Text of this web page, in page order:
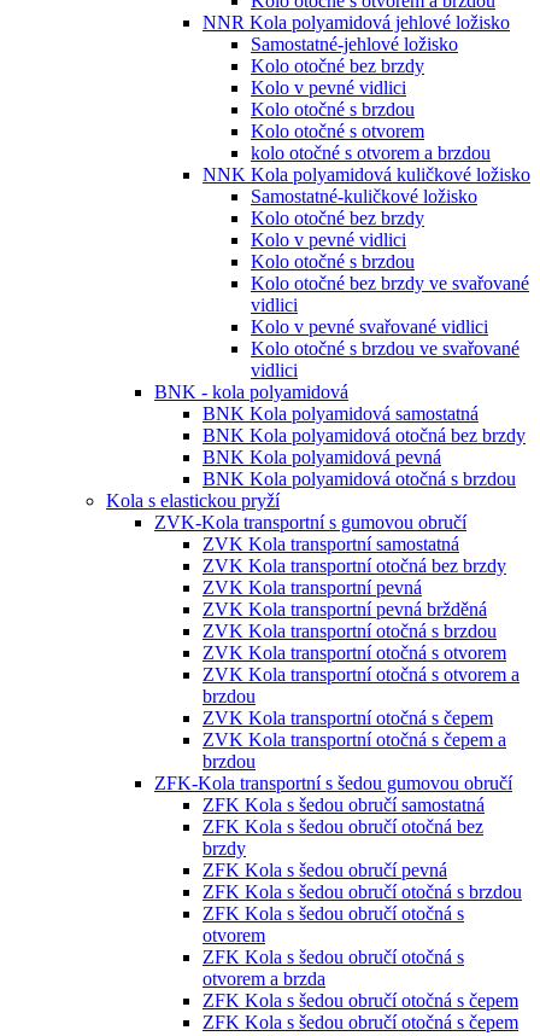
NNR Kola polyamidová jehlové ložisko
Samostatné-jehlové ložisko
Kolo otočné bez brzdy
Kolo v pevné vidlici
Kolo otočné s brzdou
Kolo otočné s otvorem
kolo otočné s otvorem a brzdou
NNK Kola polyamidová kuličkové ložisko
Samostatné-kuličkové ložisko
Kolo otočné bez brzdy
Kolo v pevné vidlici
Kolo otočné s brzdou
Kolo otočné bez brzdy ve svařované
vidlici
Kolo v pevné svařované vidlici
Kolo otočné s brzdou ve svařované
vidlici
BNK - kola polyamidová
BNK Kola polyamidová samostatná
BNK Kola polyamidová otočná bez brzdy
BNK Kola polyamidová pevná
BNK Kola polyamidová otočná s brzdou
Kola s elastickou pryží
ZVK-Kola transportní s gumovou obručí
ZVK Kola transportní samostatná
ZVK Kola transportní otočná bez brzdy
ZVK Kola transportní pevná
ZVK Kola transportní pevná bržděná
ZVK Kola transportní otočná s brzdou
ZVK Kola transportní otočná s otvorem
ZVK Kola transportní otočná s otvorem a
brzdou
ZVK Kola transportní otočná s čepem
ZVK Kola transportní otočná s čepem a
brzdou
ZFK-Kola transportní s šedou gumovou obručí
ZFK Kola s šedou obručí samostatná
ZFK Kola s šedou obručí otočná bez
brzdy
ZFK Kola s šedou obručí pevná
ZFK Kola s šedou obručí otočná s brzdou
ZFK Kola s šedou obručí otočná s
otvorem
ZFK Kola s šedou obručí otočná s
otvorem a brzda
ZFK Kola s šedou obručí otočná s čepem
ZFK Kola s šedou obručí otočná s čepem